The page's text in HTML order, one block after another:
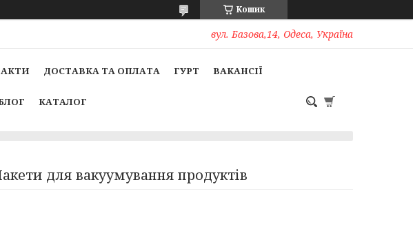
Кошик
вул. Базова,14, Одеса, Україна
ДОСТАВКА ТА ОПЛАТА ГУРТ ВАКАНСІЇ
КАТАЛОГ
для вакуумування продуктів